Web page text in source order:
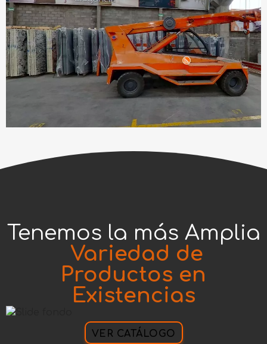
Tenemos la más Amplia
Variedad de
Productos en
Existencias
VER CATÁLOGO